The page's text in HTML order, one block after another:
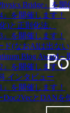
Bridge』を
』を開催します！
)と正則化法。
』を開催します！
(なおAIは出な
Blog Award
』を開催します！
インタビュー
』を開催します！
とDANを